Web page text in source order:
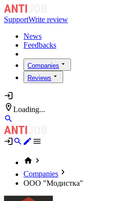
SupportWrite review
News
Feedbacks
Companies
Reviews
Loading...
Companies
ООО "Модистка"